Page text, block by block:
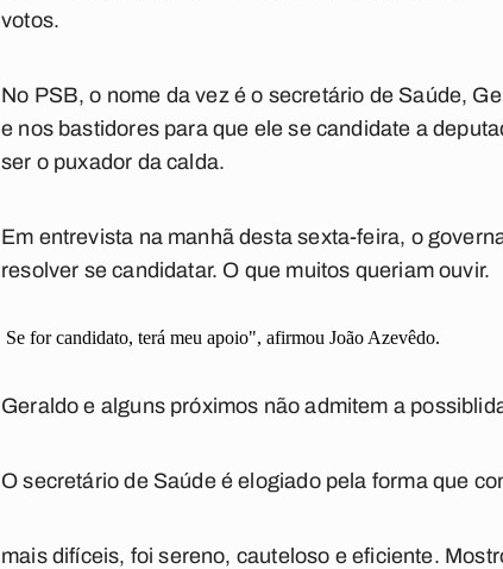
votos.
No PSB, o nome da vez é o secretário de Saúde,
e nos bastidores para que ele se candidate a
ser o puxador da calda.
Em entrevista na manhã desta sexta-feira, o
resolver se candidatar. O que muitos queriam ouvir.
Se for candidato, terá meu apoio", afirmou João Azevêdo.
Geraldo e alguns próximos não admitem a
O secretário de Saúde é elogiado pela forma que
mais difíceis, foi sereno, cauteloso e eficiente.